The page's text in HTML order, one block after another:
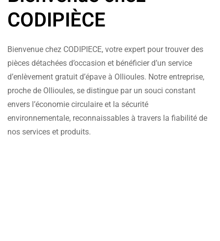
CODIPIÈCE
Bienvenue chez CODIPIECE, votre expert pour trouver des
pièces détachées d’occasion et bénéficier d’un service
d’enlèvement gratuit d’épave à Ollioules. Notre entreprise,
proche de Ollioules, se distingue par un souci constant
envers l’économie circulaire et la sécurité
environnementale, reconnaissables à travers la fiabilité de
nos services et produits.